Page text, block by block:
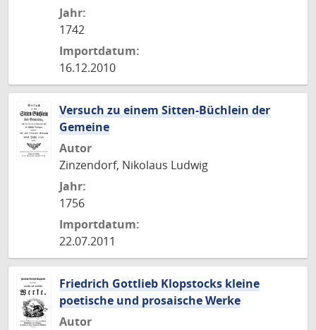
Jahr:
1742
Importdatum:
16.12.2010
Versuch zu einem Sitten-Büchlein der
Gemeine
Autor
Zinzendorf, Nikolaus Ludwig
Jahr:
1756
Importdatum:
22.07.2011
Friedrich Gottlieb Klopstocks kleine
poetische und prosaische Werke
Autor